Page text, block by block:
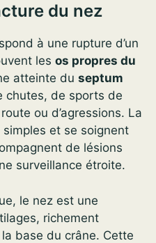
du nez
à une rupture d’un
les os propres du
atteinte du septum
chutes, de sports de
ou d’agressions. La
et se soignent
de lésions
surveillance étroite.
le nez est une
richement
base du crâne. Cette